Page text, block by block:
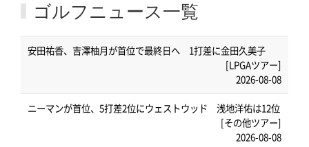
ゴルフニュース一覧
安田祐香、吉澤柚月が首位で最終日へ 1打差に金田久美子
[LPGAツアー]
2026-08-08
ニーマンが首位、5打差2位にウェストウッド 浅地洋佑は12位
[その他ツアー]
2026-08-08